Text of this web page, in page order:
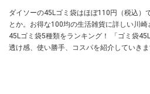
ダイソーの45Lゴミ袋はほぼ110円（税込）
とか。お得な100均の生活雑貨に詳しい川
45Lゴミ袋5種類をランキング！ 「ゴミ袋
透け感、使い勝手、コスパを紹介していき